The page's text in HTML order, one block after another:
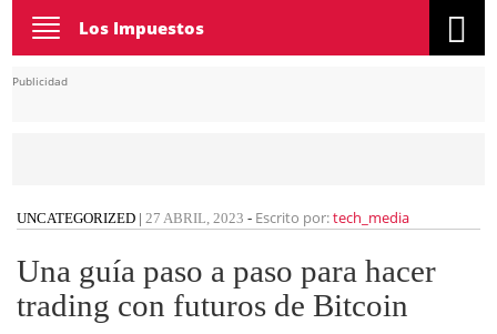
Toggle
navigation
Los Impuestos
Publicidad
UNCATEGORIZED | 27 ABRIL, 2023 - Escrito por:tech_media
Una guía paso a paso para hacer
trading con futuros de Bitcoin